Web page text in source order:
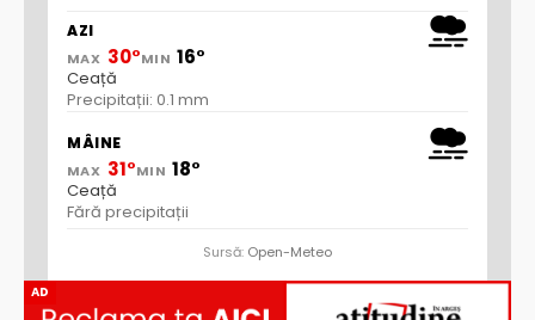
AD
AZI
MAX 30°MIN 16°
Ceață
Precipitații: 0.1 mm
MÂINE
MAX 31°MIN 18°
Ceață
Fără precipitații
Sursă: Open-Meteo